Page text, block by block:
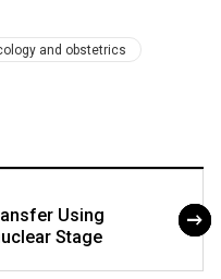
and obstetrics
Using
Stage